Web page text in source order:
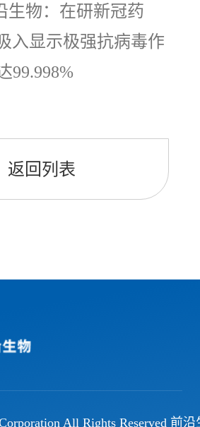
生物：在研新冠药
入显示极强抗病毒作
99.998%
返回列表
All Rights Reserved 前